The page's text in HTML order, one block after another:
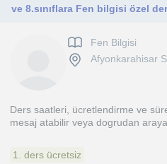
Fen Bilgisi
Afyonkarahisar
Ders saatleri, ücretlendirme ve
mesaj atabilir veya dogrudan
1. ders ücretsiz